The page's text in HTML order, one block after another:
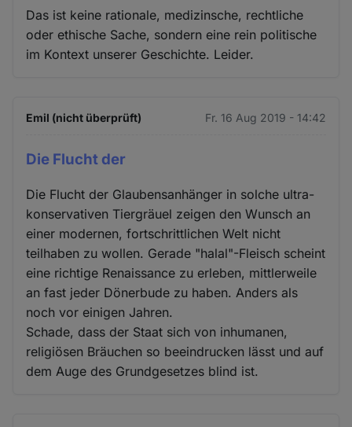
Das ist keine rationale, medizinsche, rechtliche
oder ethische Sache, sondern eine rein politische
im Kontext unserer Geschichte. Leider.
Emil (nicht überprüft) Fr. 16 Aug 2019 - 14:42
Die Flucht der
Die Flucht der Glaubensanhänger in solche ultra-
konservativen Tiergräuel zeigen den Wunsch an
einer modernen, fortschrittlichen Welt nicht
teilhaben zu wollen. Gerade "halal"-Fleisch scheint
eine richtige Renaissance zu erleben, mittlerweile
an fast jeder Dönerbude zu haben. Anders als
noch vor einigen Jahren.
Schade, dass der Staat sich von inhumanen,
religiösen Bräuchen so beeindrucken lässt und auf
dem Auge des Grundgesetzes blind ist.